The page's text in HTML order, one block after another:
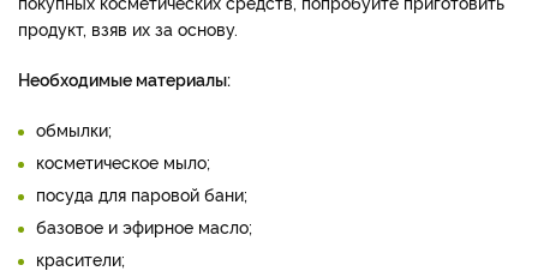
продукт, взяв их за основу.
Необходимые материалы:
обмылки;
косметическое мыло;
посуда для паровой бани;
базовое и эфирное масло;
красители;